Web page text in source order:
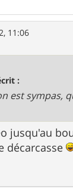
11:06
:
est sympas,
jusqu'au
décarcasse